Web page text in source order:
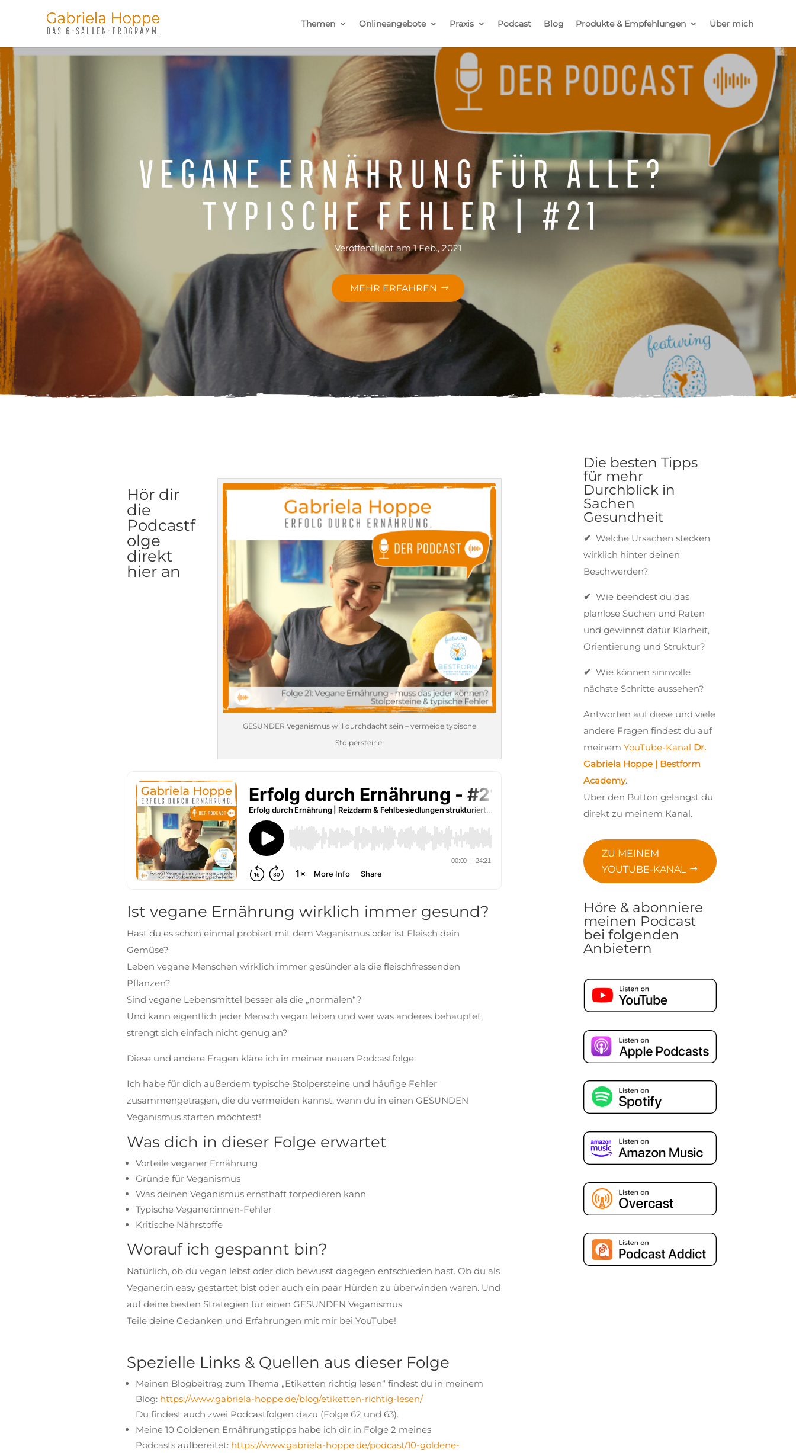
Themen Onlineangebote Praxis Podcast Blog Produkte & Empfehlungen Über mich
Vegane Ernährung für alle?
Typische Fehler | #21
Veröffentlicht am 1 Feb., 2021
MEHR ERFAHREN
GESUNDER Veganismus will durchdacht sein – vermeide typische
Stolpersteine.
Hör dir
die
Podcastf
olge
direkt
hier an
Ist vegane Ernährung wirklich immer gesund?
Hast du es schon einmal probiert mit dem Veganismus oder ist Fleisch dein
Gemüse?
Leben vegane Menschen wirklich immer gesünder als die fleischfressenden
Pflanzen?
Sind vegane Lebensmittel besser als die „normalen“?
Und kann eigentlich jeder Mensch vegan leben und wer was anderes behauptet,
strengt sich einfach nicht genug an?
Diese und andere Fragen kläre ich in meiner neuen Podcastfolge.
Ich habe für dich außerdem typische Stolpersteine und häufige Fehler
zusammengetragen, die du vermeiden kannst, wenn du in einen GESUNDEN
Veganismus starten möchtest!
Was dich in dieser Folge erwartet
Vorteile veganer Ernährung
Gründe für Veganismus
Was deinen Veganismus ernsthaft torpedieren kann
Typische Veganer:innen-Fehler
Kritische Nährstoffe
Worauf ich gespannt bin?
Natürlich, ob du vegan lebst oder dich bewusst dagegen entschieden hast. Ob du als
Veganer:in easy gestartet bist oder auch ein paar Hürden zu überwinden waren. Und
auf deine besten Strategien für einen GESUNDEN Veganismus
Teile deine Gedanken und Erfahrungen mit mir bei YouTube!
Spezielle Links & Quellen aus dieser Folge
Meinen Blogbeitrag zum Thema „Etiketten richtig lesen“ findest du in meinem
Blog: https://www.gabriela-hoppe.de/blog/etiketten-richtig-lesen/
Du findest auch zwei Podcastfolgen dazu (Folge 62 und 63).
Meine 10 Goldenen Ernährungstipps habe ich dir in Folge 2 meines
Podcasts aufbereitet: https://www.gabriela-hoppe.de/podcast/10-goldene-
Die besten Tipps
für mehr
Durchblick in
Sachen
Gesundheit
✔ Welche Ursachen stecken
wirklich hinter deinen
Beschwerden?
✔ Wie beendest du das
planlose Suchen und Raten
und gewinnst dafür Klarheit,
Orientierung und Struktur?
✔ Wie können sinnvolle
nächste Schritte aussehen?
Antworten auf diese und viele
andere Fragen findest du auf
meinemYouTube-Kanal Dr.
Gabriela Hoppe | Bestform
Academy.
Über den Button gelangst du
direkt zu meinem Kanal.
ZU MEINEM
YOUTUBE-KANAL
Höre & abonniere
meinen Podcast
bei folgenden
Anbietern